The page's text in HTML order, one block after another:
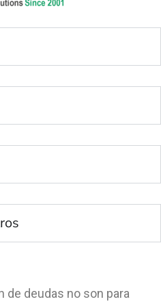
de deudas no son para